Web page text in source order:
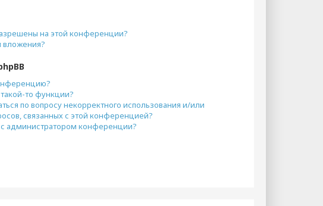
на этой конференции?
вложения?
то функции?
по вопросу некорректного использования и/или
связанных с этой конференцией?
с администратором конференции?